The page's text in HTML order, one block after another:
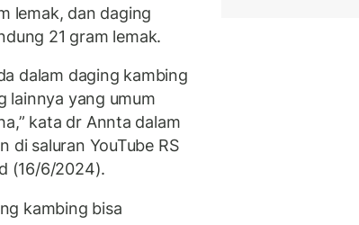
lemak, dan daging
21 gram lemak.
dalam daging kambing
lainnya yang umum
kata dr Annta dalam
di saluran YouTube RS
(16/6/2024).
kambing bisa